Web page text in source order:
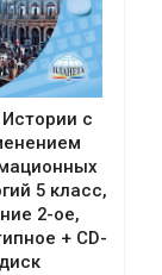
с
5 класс,
2-ое,
+ CD-
диск